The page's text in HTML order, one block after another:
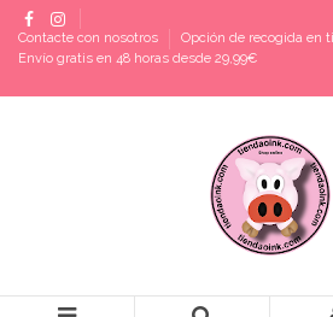
Contacte con nosotros
Opción de recogida en
Envío gratis en 48 horas desde 29,99€